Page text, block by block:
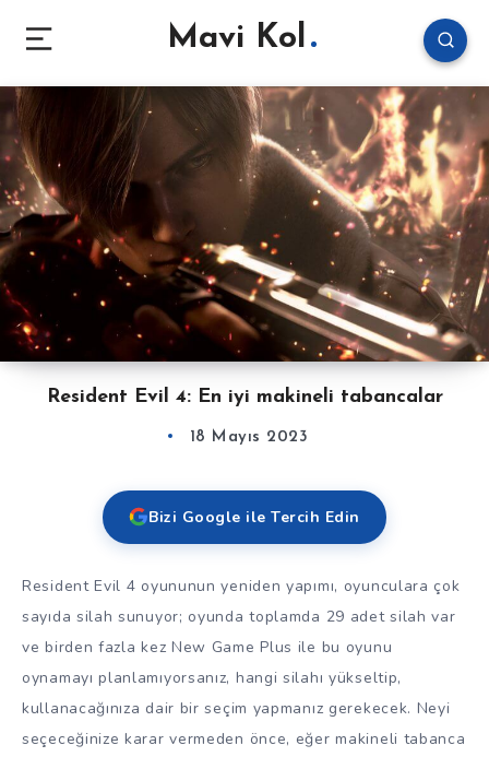
Mavi Kol
Resident Evil 4: En iyi makineli tabancalar
18 Mayıs 2023
Bizi Google ile Tercih Edin
Resident Evil 4 oyununun yeniden yapımı, oyunculara çok
sayıda silah sunuyor; oyunda toplamda 29 adet silah var
ve birden fazla kez New Game Plus ile bu oyunu
oynamayı planlamıyorsanız, hangi silahı yükseltip,
kullanacağınıza dair bir seçim yapmanız gerekecek. Neyi
seçeceğinize karar vermeden önce, eğer makineli tabanca